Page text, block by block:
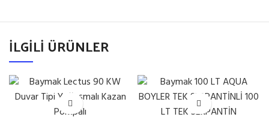
İLGILI ÜRÜNLER